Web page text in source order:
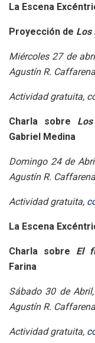
La Escena
Proyección de Los
Miércoles 27 de
Agustín R.
Actividad gratuita,
Charla sobre
Gabriel Medina
Domingo 24 de
Agustín R.
Actividad gratuita,
La Escena
Charla sobre El
Farina
Sábado 30 de
Agustín R.
Actividad gratuita,